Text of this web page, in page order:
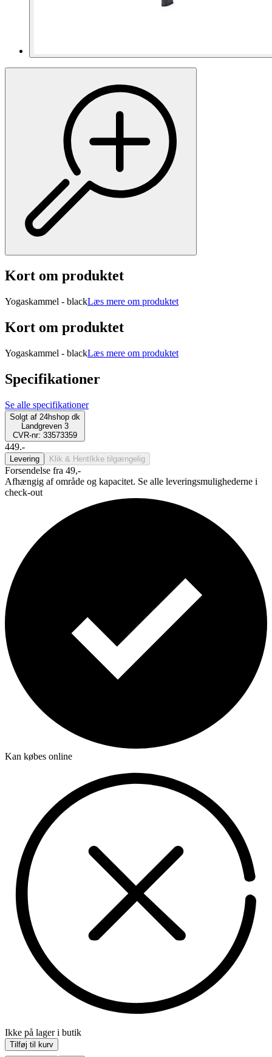
Kort om produktet
Yogaskammel - blackLæs mere om produktet
Kort om produktet
Yogaskammel - blackLæs mere om produktet
Specifikationer
Se alle specifikationer
Solgt af 24hshop dk
Landgreven 3
CVR-nr: 33573359
449.-
Levering Klik & Hent Ikke tilgængelig
Forsendelse fra 49,-
Afhængig af område og kapacitet. Se alle leveringsmulighederne i
check-out
Kan købes online
Ikke på lager i butik
Tilføj til kurv